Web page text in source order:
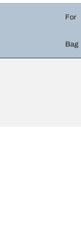
For
Bag